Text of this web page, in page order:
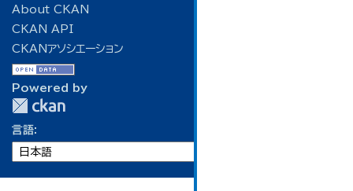
About CKAN
CKAN API
CKANアソシエーション
Powered by
言語